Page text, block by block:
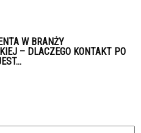
W BRANŻY
– DLACZEGO KONTAKT PO